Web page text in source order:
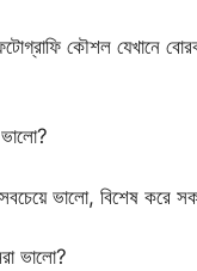
কৌশল যেখানে বোরকা
ভালো, বিশেষ করে
ভালো?